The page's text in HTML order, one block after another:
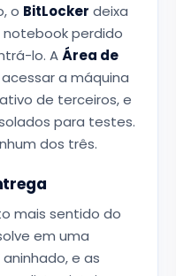
o BitLocker deixa
notebook perdido
lo. AÁrea de
a máquina
de terceiros, e
para testes.
dos três.
mais sentido do
em uma
e as